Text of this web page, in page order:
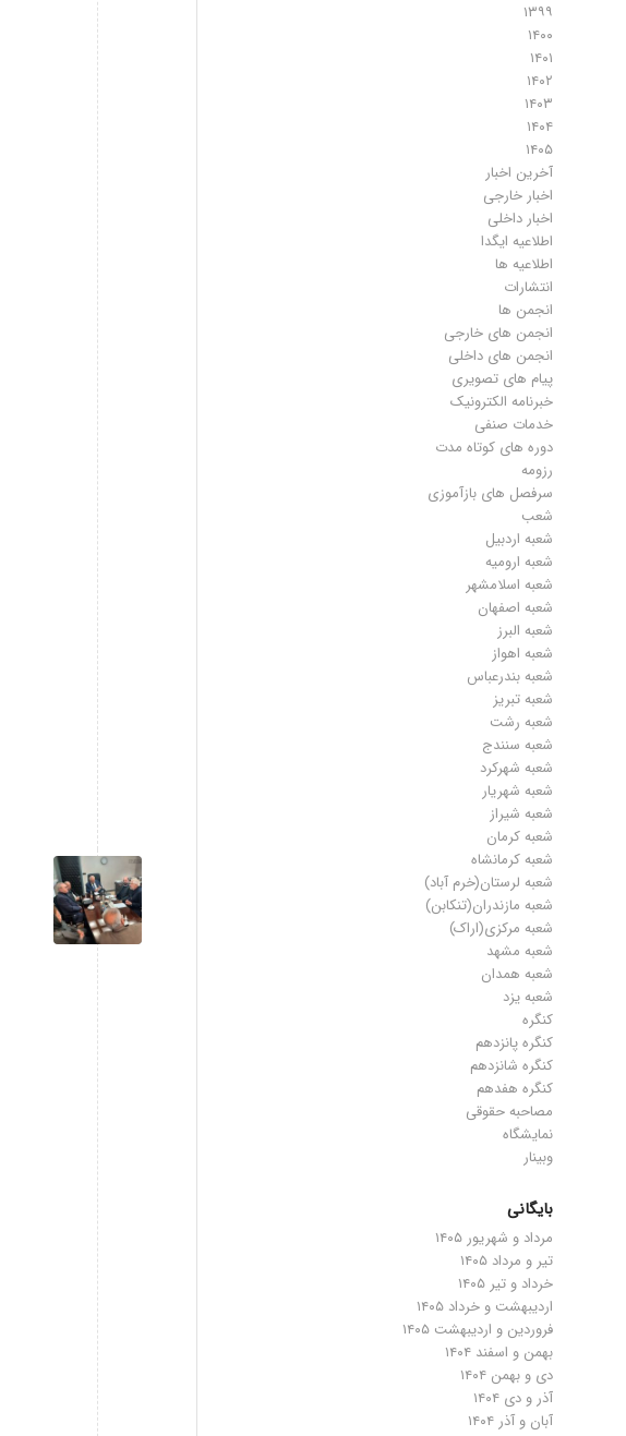
۱۳۹۹
۱۴۰۰
۱۴۰۱
۱۴۰۲
۱۴۰۳
۱۴۰۴
۱۴۰۵
آخرین اخبار
اخبار خارجی
اخبار داخلی
اطلاعیه ایگدا
اطلاعیه ها
انتشارات
انجمن ها
انجمن های خارجی
انجمن های داخلی
پیام های تصویری
خبرنامه الکترونیک
خدمات صنفی
دوره های کوتاه مدت
رزومه
سرفصل های بازآموزی
شعب
شعبه اردبیل
شعبه ارومیه
شعبه اسلامشهر
شعبه اصفهان
شعبه البرز
شعبه اهواز
شعبه بندرعباس
شعبه تبریز
شعبه رشت
شعبه سنندج
شعبه شهرکرد
شعبه شهریار
شعبه شیراز
شعبه کرمان
شعبه کرمانشاه
شعبه لرستان(خرم آباد)
شعبه مازندران(تنکابن)
شعبه مرکزی(اراک)
شعبه مشهد
شعبه همدان
شعبه یزد
کنگره
کنگره پانزدهم
کنگره شانزدهم
کنگره هفدهم
مصاحبه حقوقی
نمایشگاه
وبینار
بایگانی
مرداد و شهریور ۱۴۰۵
تیر و مرداد ۱۴۰۵
خرداد و تیر ۱۴۰۵
اردیبهشت و خرداد ۱۴۰۵
فروردین و اردیبهشت ۱۴۰۵
بهمن و اسفند ۱۴۰۴
دی و بهمن ۱۴۰۴
آذر و دی ۱۴۰۴
آبان و آذر ۱۴۰۴